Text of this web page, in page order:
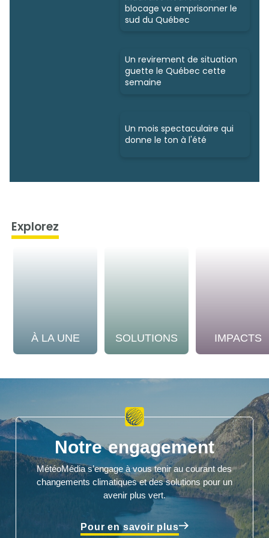
blocage va emprisonner le
sud du Québec
Un revirement de situation
guette le Québec cette
semaine
Un mois spectaculaire qui
donne le ton à l'été
Explorez
À LA UNE SOLUTIONS IMPACTS
Notre engagement
MétéoMédia s’engage à vous tenir au courant des
changements climatiques et des solutions pour un
avenir plus vert.
Pour en savoir plus